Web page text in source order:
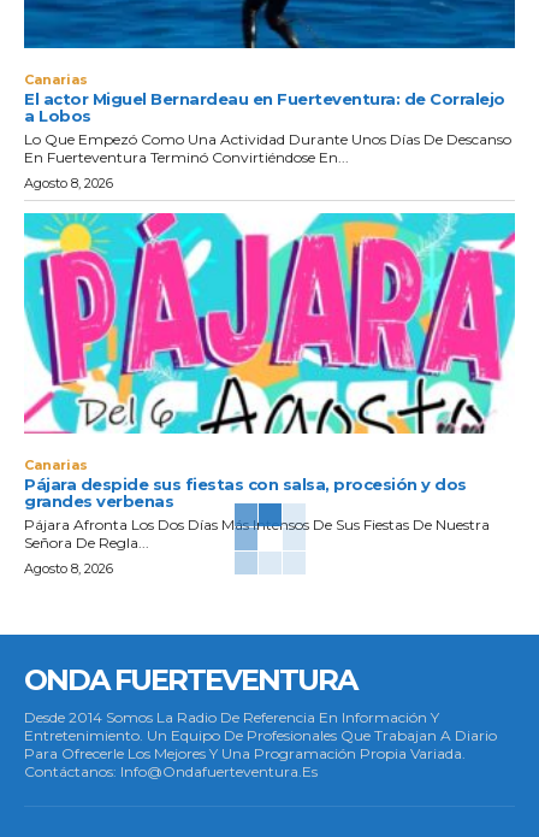
Canarias
El actor Miguel Bernardeau en Fuerteventura: de Corralejo
a Lobos
Lo Que Empezó Como Una Actividad Durante Unos Días De Descanso
En Fuerteventura Terminó Convirtiéndose En...
Agosto 8, 2026
Canarias
Pájara despide sus fiestas con salsa, procesión y dos
grandes verbenas
Pájara Afronta Los Dos Días Más Intensos De Sus Fiestas De Nuestra
Señora De Regla...
Agosto 8, 2026
ONDA FUERTEVENTURA
Desde 2014 Somos La Radio De Referencia En Información Y
Entretenimiento. Un Equipo De Profesionales Que Trabajan A Diario
Para Ofrecerle Los Mejores Y Una Programación Propia Variada.
Contáctanos: Info@ondafuerteventura.es